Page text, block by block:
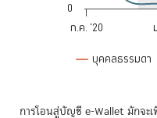
บุคคลธรรมดา
ก.ค. '20
0
การโอนสู่บัญชี e-Wallet มักจะ